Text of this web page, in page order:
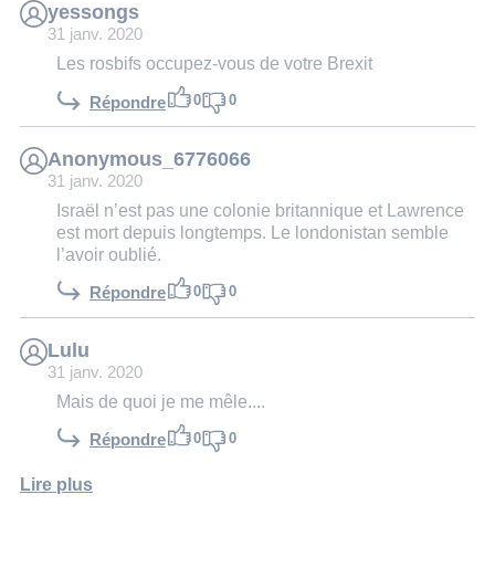
yessongs
31 janv. 2020
Les rosbifs occupez-vous de votre Brexit
Répondre 0 0
Anonymous_6776066
31 janv. 2020
Israël n’est pas une colonie britannique et Lawrence
est mort depuis longtemps. Le londonistan semble
l’avoir oublié.
Répondre 0 0
Lulu
31 janv. 2020
Mais de quoi je me mêle....
Répondre 0 0
Lire plus